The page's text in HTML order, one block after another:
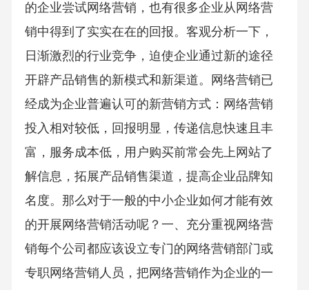
的企业尝试网络营销，也有很多企业从网络营
销中得到了实实在在的回报。客观分析一下，
日渐激烈的行业竞争，迫使企业通过新的途径
开辟产品销售的新模式和新渠道。网络营销已
经成为企业普遍认可的新营销方式：网络营销
投入相对较低，回报明显，传递信息快速且丰
富，服务成本低，用户购买前常会先上网站了
解信息，拓展产品销售渠道，提高企业品牌知
名度。那么对于一般的中小企业如何才能有效
的开展网络营销活动呢？一、充分重视网络营
销每个公司都应该设立专门的网络营销部门或
专职网络营销人员，把网络营销作为企业的一